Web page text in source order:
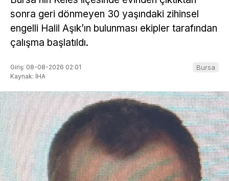
sonra geri dönmeyen 30 yaşındaki zihinsel
engelli Halil Aşık’ın bulunması ekipler tarafından
çalışma başlatıldı.
Giriş: 08-08-2026 02:01
Kaynak: İHA
Bursa